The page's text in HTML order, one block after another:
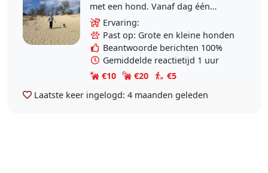
met een hond. Vanaf dag één
draaide alles om zijn welzijn: ik gaf
hem alle aandacht, liefde en zorg
die hij..
Ervaring:
Past op: Grote en kleine honden
Beantwoorde berichten 100%
Gemiddelde reactietijd 1 uur
€10
€20
€5
Laatste keer ingelogd: 4 maanden geleden